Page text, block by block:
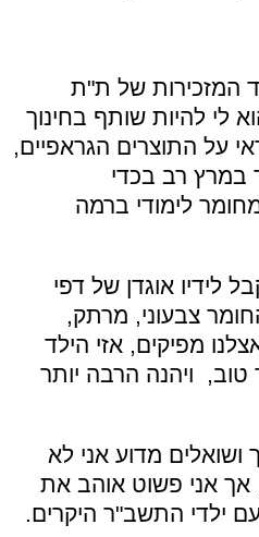
המזכירות של ת"ת
לי להיות שותף בחינוך
על התוצרים הגראפיים,
במרץ רב בכדי
לימודי ברמה
לידיו אוגדן של דפי
צבעוני, מרתק,
מפיקים, אזי הילד
טוב, ויהנה הרבה יותר
מדוע אני לא
אך אני פשוט אוהב את
ילדי התשב"ר היקרים.